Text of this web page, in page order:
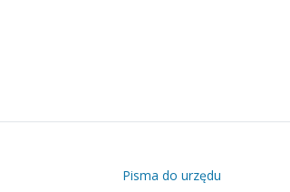
Pisma do urzędu